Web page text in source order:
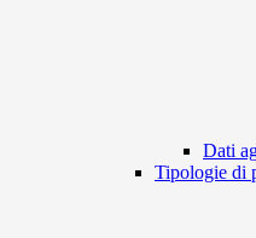
Dati
Tipologie di